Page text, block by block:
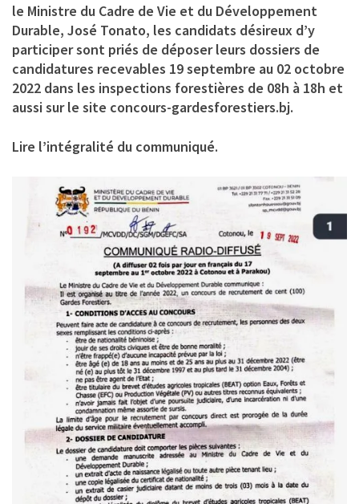
le Ministre du Cadre de Vie et du Développement
Durable, José Tonato, les candidats désireux d’y
participer sont priés de déposer leurs dossiers de
candidatures recevables 19 septembre au 02 octobre
2022 dans les inspections forestières de 08h à 18h et
aussi sur le site concours-gardesforestiers.bj.
Lire l’intégralité du communiqué.